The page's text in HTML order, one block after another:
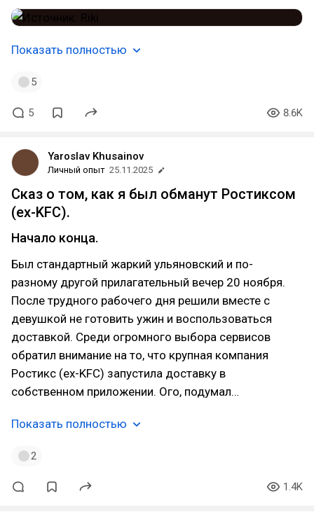
Показать полностью
5
5 8.6K
Yaroslav Khusainov
Личный опыт 25.11.2025
Сказ о том, как я был обманут Ростиксом
(ex-KFC).
Начало конца.
Был стандартный жаркий ульяновский и по-
разному другой прилагательный вечер 20 ноября.
После трудного рабочего дня решили вместе с
девушкой не готовить ужин и воспользоваться
доставкой. Среди огромного выбора сервисов
обратил внимание на то, что крупная компания
Ростикс (ex-KFC) запустила доставку в
собственном приложении. Ого, подумал…
Показать полностью
2
1.4K